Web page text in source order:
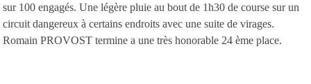
sur 100 engagés. Une légère pluie au bout de 1h30 de course sur un
circuit dangereux à certains endroits avec une suite de virages.
Romain PROVOST termine a une très honorable 24 ème place.